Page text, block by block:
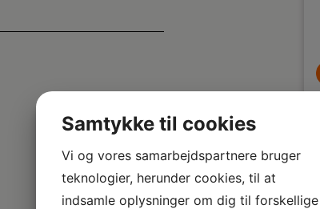
funktioner som 6TH SENSE teknologi og
Samtykke til cookies
Vi og vores samarbejdspartnere bruger
teknologier, herunder cookies, til at
indsamle oplysninger om dig til forskellige